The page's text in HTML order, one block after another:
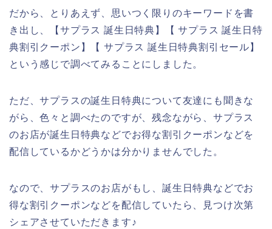
だから、とりあえず、思いつく限りのキーワードを書
き出し、【サプラス 誕生日特典】【 サプラス 誕生日特
典割引クーポン】【 サプラス 誕生日特典割引セール】
という感じで調べてみることにしました。
ただ、サプラスの誕生日特典について友達にも聞きな
がら、色々と調べたのですが、残念ながら、サプラス
のお店が誕生日特典などでお得な割引クーポンなどを
配信しているかどうかは分かりませんでした。
なので、サプラスのお店がもし、誕生日特典などでお
得な割引クーポンなどを配信していたら、見つけ次第
シェアさせていただきます♪